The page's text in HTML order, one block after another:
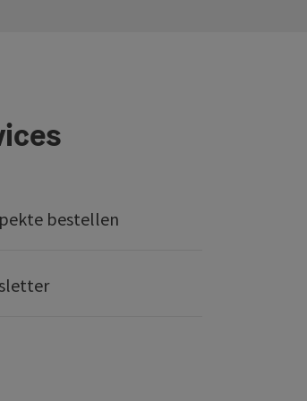
bestellen